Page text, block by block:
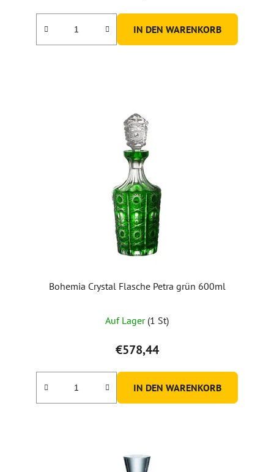
IN DEN WARENKORB
Bohemia Crystal Flasche Petra grün 600ml
Auf Lager (1 St)
€578,44
IN DEN WARENKORB